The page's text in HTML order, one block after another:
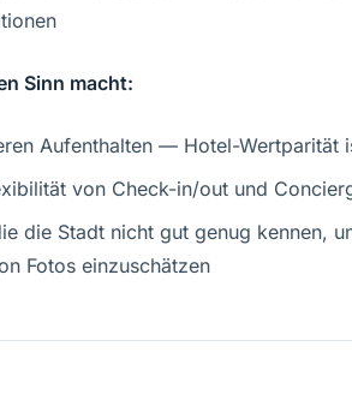
Sinn macht:
Aufenthalten — Hotel-Wertparität
von Check-in/out und
die Stadt nicht gut genug kennen,
Fotos einzuschätzen